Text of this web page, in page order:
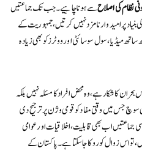
نظام کی اصلاحسے ہونا چاہیے۔ جب تک جماعتیں
پر امیدوار نامزد نہیں کرتیں، جمہوریت کے
میڈیا، سول سوسائٹی اور ووٹرز کو بھی زیادہ
کا شکار ہے، وہ محض افراد کا مسئلہ نہیں بلکہ
میں وقتی مفاد کو قومی وژن پر ترجیح دی
جماعتیں اب بھی قابلیت، اخلاقیات اور عوامی
تو اس زوال کو روکا جا سکتا ہے۔ پاکستان کے